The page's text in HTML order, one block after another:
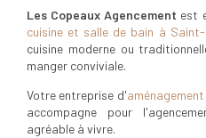
Les Copeaux Agencement est
cuisine et salle de bain à Saint-
cuisine moderne ou
manger conviviale.
Votre entreprise d'
accompagne pour
agréable à vivre.